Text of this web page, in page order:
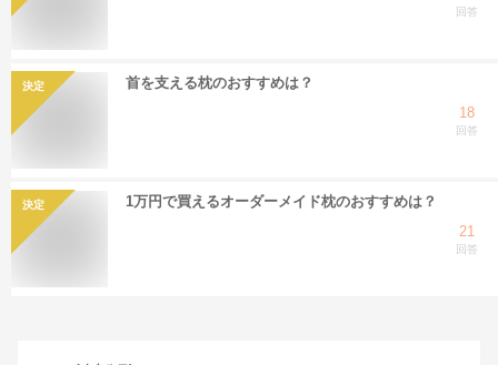
回答
決定
首を支える枕のおすすめは？
18
回答
決定
1万円で買えるオーダーメイド枕のおすすめは？
21
回答